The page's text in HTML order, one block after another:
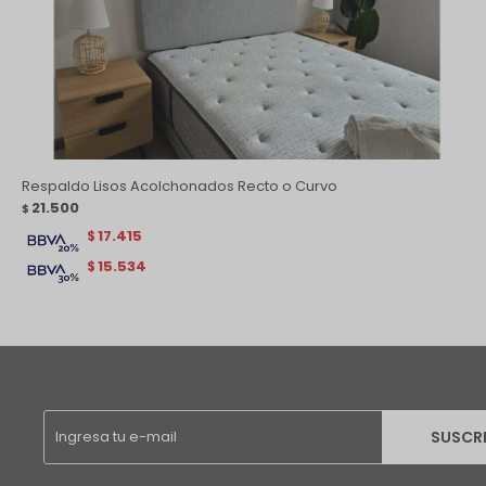
Respaldo Lisos Acolchonados Recto o Curvo
$ 21.500
$15.534
$17.415